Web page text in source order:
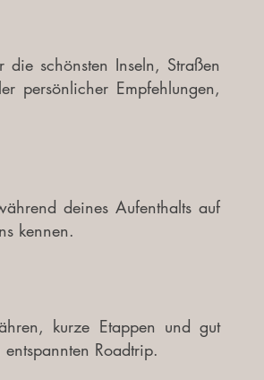
schönsten Inseln, Straßen
persönlicher Empfehlungen,
deines Aufenthalts auf
kennen.
kurze Etappen und gut
Roadtrip.